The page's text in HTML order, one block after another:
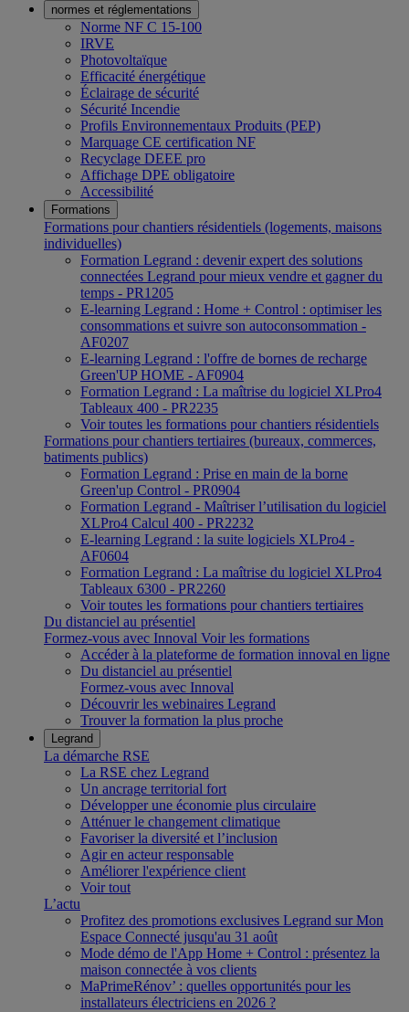
normes et réglementations
Norme NF C 15-100
IRVE
Photovoltaïque
Efficacité énergétique
Éclairage de sécurité
Sécurité Incendie
Profils Environnementaux Produits (PEP)
Marquage CE certification NF
Recyclage DEEE pro
Affichage DPE obligatoire
Accessibilité
Formations
Formations pour chantiers résidentiels (logements, maisons
individuelles)
Formation Legrand : devenir expert des solutions
connectées Legrand pour mieux vendre et gagner du
temps - PR1205
E-learning Legrand : Home + Control : optimiser les
consommations et suivre son autoconsommation -
AF0207
E-learning Legrand : l'offre de bornes de recharge
Green'UP HOME - AF0904
Formation Legrand : La maîtrise du logiciel XLPro4
Tableaux 400 - PR2235
Voir toutes les formations pour chantiers résidentiels
Formations pour chantiers tertiaires (bureaux, commerces,
batiments publics)
Formation Legrand : Prise en main de la borne
Green'up Control - PR0904
Formation Legrand - Maîtriser l’utilisation du logiciel
XLPro4 Calcul 400 - PR2232
E-learning Legrand : la suite logiciels XLPro4 -
AF0604
Formation Legrand : La maîtrise du logiciel XLPro4
Tableaux 6300 - PR2260
Voir toutes les formations pour chantiers tertiaires
Du distanciel au présentiel
Formez-vous avec Innoval Voir les formations
Accéder à la plateforme de formation innoval en ligne
Du distanciel au présentiel
Formez-vous avec Innoval
Découvrir les webinaires Legrand
Trouver la formation la plus proche
Legrand
La démarche RSE
La RSE chez Legrand
Un ancrage territorial fort
Développer une économie plus circulaire
Atténuer le changement climatique
Favoriser la diversité et l’inclusion
Agir en acteur responsable
Améliorer l'expérience client
Voir tout
L’actu
Profitez des promotions exclusives Legrand sur Mon
Espace Connecté jusqu'au 31 août
Mode démo de l'App Home + Control : présentez la
maison connectée à vos clients
MaPrimeRénov’ : quelles opportunités pour les
installateurs électriciens en 2026 ?